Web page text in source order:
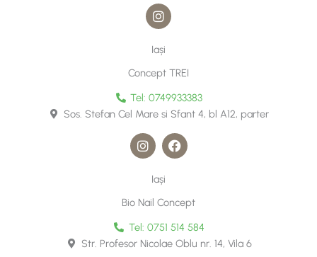
I
n
t
a
g
a
m
Iași
Concept TREI
Tel: 0749933383
Sos. Stefan Cel Mare si Sfant 4, bl A12, parter
I
n
g
a
m
F
a
o
k
Iași
Bio Nail Concept
Tel: 0751 514 584
Str. Profesor Nicolae Oblu nr. 14, Vila 6